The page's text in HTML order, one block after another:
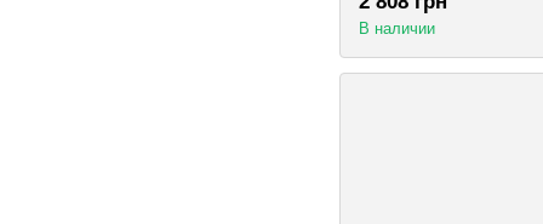
В наличии